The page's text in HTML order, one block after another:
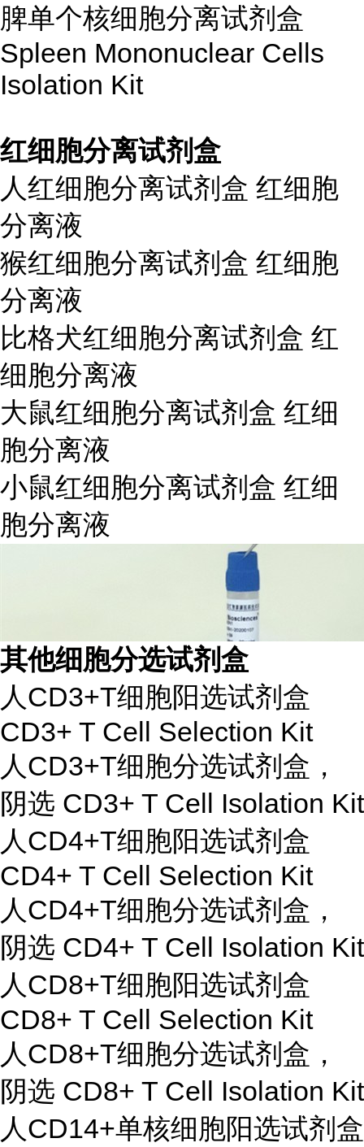
脾单个核细胞分离试剂盒
Spleen Mononuclear Cells
Isolation Kit
红细胞分离试剂盒
人红细胞分离试剂盒 红细胞
分离液
猴红细胞分离试剂盒 红细胞
分离液
比格犬红细胞分离试剂盒 红
细胞分离液
大鼠红细胞分离试剂盒 红细
胞分离液
小鼠红细胞分离试剂盒 红细
胞分离液
其他细胞分选试剂盒
人CD3+T细胞阳选试剂盒
CD3+ T Cell Selection Kit
人CD3+T细胞分选试剂盒，
阴选 CD3+ T Cell Isolation Kit
人CD4+T细胞阳选试剂盒
CD4+ T Cell Selection Kit
人CD4+T细胞分选试剂盒，
阴选 CD4+ T Cell Isolation Kit
人CD8+T细胞阳选试剂盒
CD8+ T Cell Selection Kit
人CD8+T细胞分选试剂盒，
阴选 CD8+ T Cell Isolation Kit
人CD14+单核细胞阳选试剂盒